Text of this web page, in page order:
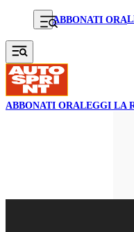
ABBONATI ORA
ABBONATI ORALEGGI LA